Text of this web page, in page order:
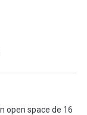
open space de 16